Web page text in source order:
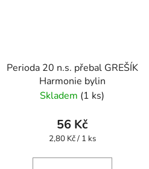
Perioda 20 n.s. přebal GREŠÍK
Harmonie bylin
Skladem (1 ks)
56 Kč
Měrná
2,80 Kč / 1 ks